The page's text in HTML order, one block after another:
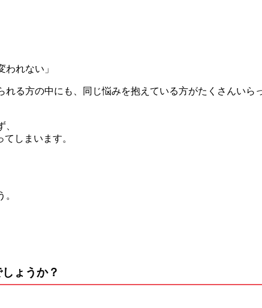
われない」
る方の中にも、同じ悩みを抱えている方がたくさんいら
しまいます。
ょうか？